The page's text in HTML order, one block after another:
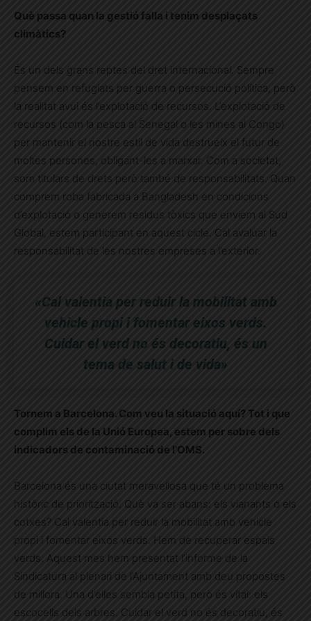
Què passa quan la gestió falla i tenim desplaçats
climàtics?
És un dels grans reptes del dret internacional. Sempre
pensem en refugiats per guerra o persecució política, però
la realitat avui és l’explotació de recursos. L’explotació de
recursos (com la pesca al Senegal o les mines al Congo)
per mantenir el nostre estil de vida destrueix el futur de
moltes persones, obligant-les a marxar. Com a societat,
som titulars de drets però també de responsabilitats. Quan
comprem roba fabricada a Bangladesh en condicions
d’explotació o generem residus tòxics que enviem al Sud
Global, estem participant en aquest cicle. Cal avaluar la
responsabilitat de les nostres empreses a l’exterior.
«Cal valentia per reduir la mobilitat amb
vehicle propi i fomentar eixos verds.
Cuidar el verd no és decoratiu, és un
tema de salut i de vida»
Tornem a Barcelona. Com veu la situació aquí? Tot i que
complim els de la Unió Europea, estem per sobre dels
indicadors de contaminació de l’OMS.
Barcelona és una ciutat meravellosa que té un problema
històric de priorització. Què va ser abans: els vianants o els
cotxes? Cal valentia per reduir la mobilitat amb vehicle
propi i fomentar eixos verds. Hem de recuperar espais
verds. Aquest mes hem presentat l’informe de la
Sindicatura al plenari de l’Ajuntament amb deu propostes
de millora. Una d’elles sembla petita, però és vital: els
escocells dels arbres. Cuidar el verd no és decoratiu, és